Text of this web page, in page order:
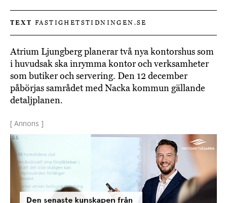
TEXT FASTIGHETSTIDNINGEN.SE
Atrium Ljungberg planerar två nya kontorshus som
i huvudsak ska inrymma kontor och verksamheter
som butiker och servering. Den 12 december
påbörjas samrådet med Nacka kommun gällande
detaljplanen.
[ Annons ]